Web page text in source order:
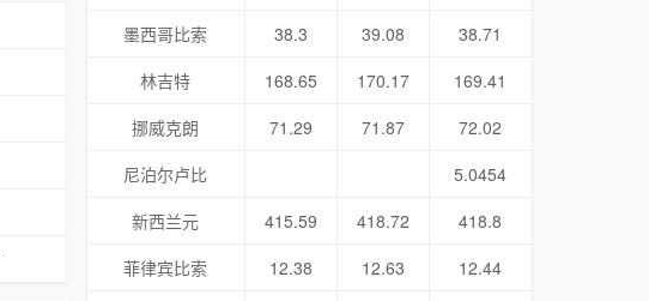
墨西哥比索
38.3 39.08
38.71
林吉特
168.65 170.17
169.41
挪威克朗
71.29 71.87
72.02
尼泊尔卢比
5.0454
新西兰元
415.59 418.72
418.8
菲律宾比索
12.38 12.63
12.44